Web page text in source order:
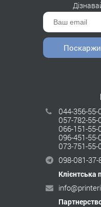
044-356-55-
057-782-55-
066-151-55-
096-451-55-
073-751-55-
098-081-37-
Клієнтська